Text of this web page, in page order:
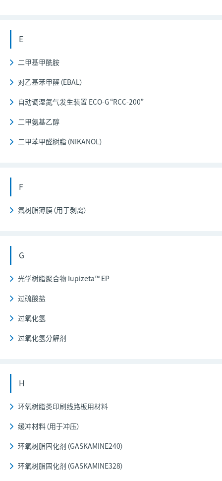
E
二甲基甲酰胺
对乙基苯甲醛（EBAL）
自动调湿氮气发生装置 ECO-G“RCC-200”
二甲氨基乙醇
二甲苯甲醛树脂（NIKANOL）
F
氟树脂薄膜（用于剥离）
G
光学树脂聚合物 Iupizeta™ EP
过硫酸盐
过氧化氢
过氧化氢分解剂
H
环氧树脂类印刷线路板用材料
缓冲材料（用于冲压）
环氧树脂固化剂（GASKAMINE240）
环氧树脂固化剂（GASKAMINE328）